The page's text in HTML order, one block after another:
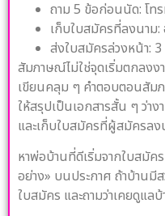
ถาม 5 ข้อก่อนนัด: โท
เก็บใบสมัครที่ลงนาม:
ส่งใบสมัครล่วงหน้า:
สัมภาษณ์ไม่ใช่จุดเริ่มตกลง
เขียนคลุม ๆ คำตอบตอนสัม
ให้สรุปเป็นเอกสารสั้น ๆ ว่า
และเก็บใบสมัครที่ผู้สมัครลง
หาพ่อบ้านที่ดีเริ่มจากใบสมัค
อย่าง» บนประกาศ ถ้าบ้านมี
ใบสมัคร และถามว่าเคยดูแล